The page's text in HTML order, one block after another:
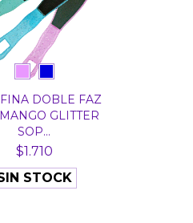
DOBLE FAZ
GLITTER
SOP...
$1.710
STOCK